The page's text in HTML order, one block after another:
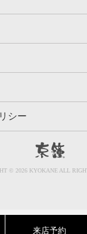
来店予約
シー
© 2026 KYOKANE ALL